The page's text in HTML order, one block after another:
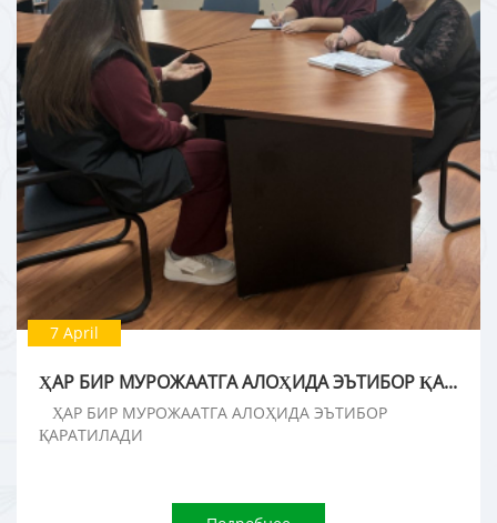
7 April
ҲАР БИР МУРОЖААТГА АЛОҲИДА ЭЪТИБОР ҚАРАТИЛАДИ
ҲАР БИР МУРОЖААТГА АЛОҲИДА ЭЪТИБОР
ҚАРАТИЛАДИ